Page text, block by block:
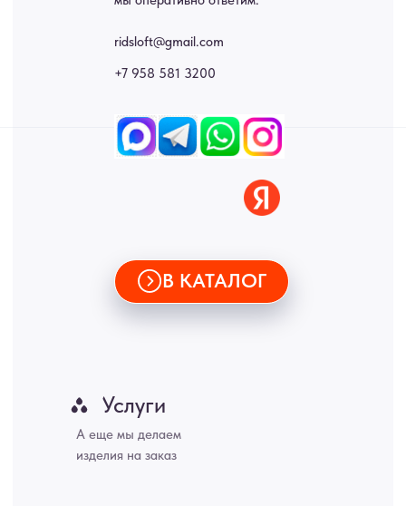
стеновые панели, лофт мебель с доставкой во все города России:
Москва, Санкт-Петербург, Екатеринбург, Новосибирск, Нижний
Новгород, Самара, Сургут, Казань, Омск, Челябинск, Ростов-на-
Дону, Уфа, Волгоград, Пермь, Красноярск, Воронеж, Краснодар,
Хабаровск, Новокузнецк, Оренбург, Кемерово, Ижевск, Томск,
Набережные Челны, Липецк Казахстан, Алматы, Астана, Павлодар,
Усть - Каменногорск, Сочи.